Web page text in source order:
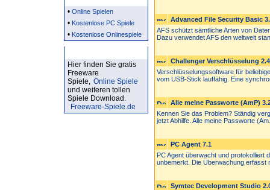
• Online Spielen
• Kostenlose PC Spiele
• Kostenlose Onlinespiele
Hier finden Sie gratis
Freeware
Spiele, Online Spiele
und weiteren tollen
Spiele Download.
Freeware-Spiele.de
Advanced File Security Basic
AFS schützt sämtliche Arten von
Dazu verwendet AFS den weltweit
Challenger Verschlüsselung
Verschlüsselungssoftware für
vom USB-Stick lauffähig. Eine
Alle meine Passworte (AmP)
Kennen Sie das Problem? Ständig
jetzt Abhilfe. Alle meine Passworte
PC Agent 7.1
PC Agent überwacht und protokolliert
unbemerkt. Die Überwachung erfasst
Symtec Development Studio